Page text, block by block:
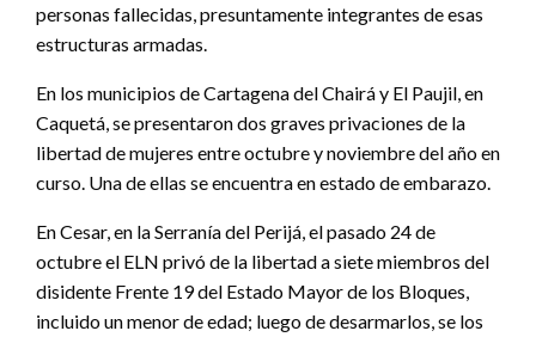
personas fallecidas, presuntamente integrantes de esas
estructuras armadas.
En los municipios de Cartagena del Chairá y El Paujil, en
Caquetá, se presentaron dos graves privaciones de la
libertad de mujeres entre octubre y noviembre del año en
curso. Una de ellas se encuentra en estado de embarazo.
En Cesar, en la Serranía del Perijá, el pasado 24 de
octubre el ELN privó de la libertad a siete miembros del
disidente Frente 19 del Estado Mayor de los Bloques,
incluido un menor de edad; luego de desarmarlos, se los